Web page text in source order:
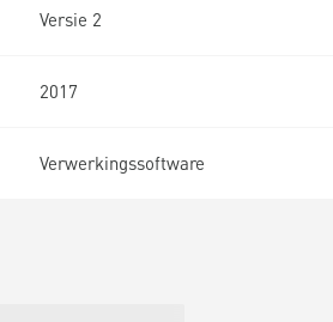
Versie 2
2017
Verwerkingssoftware